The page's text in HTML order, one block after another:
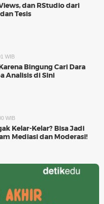
dan RStudio dari
Tesis
WIB
Bingung Cari Dara
Analisis di Sini
WIB
Kelar-Kelar? Bisa Jadi
Mediasi dan Moderasi!